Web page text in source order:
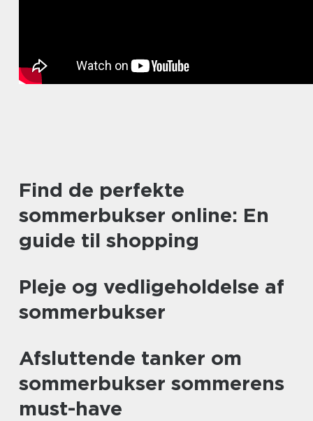
Find de perfekte
sommerbukser online: En
guide til shopping
Pleje og vedligeholdelse af
sommerbukser
Afsluttende tanker om
sommerbukser sommerens
must-have